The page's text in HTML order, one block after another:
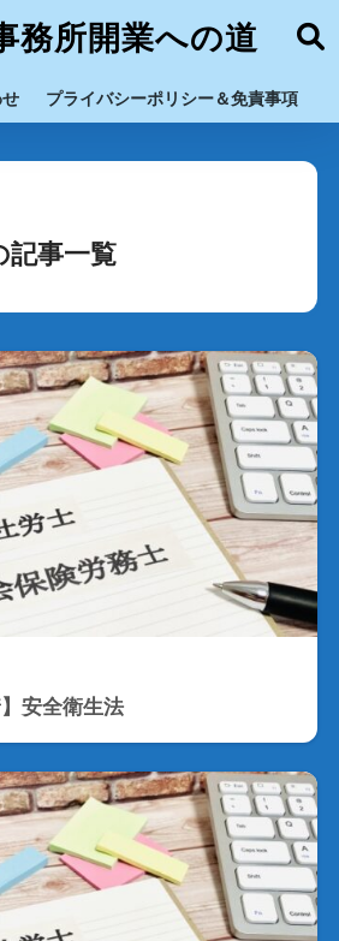
務所開業への道
プライバシーポリシー＆免責事項
記事一覧
安全衛生法